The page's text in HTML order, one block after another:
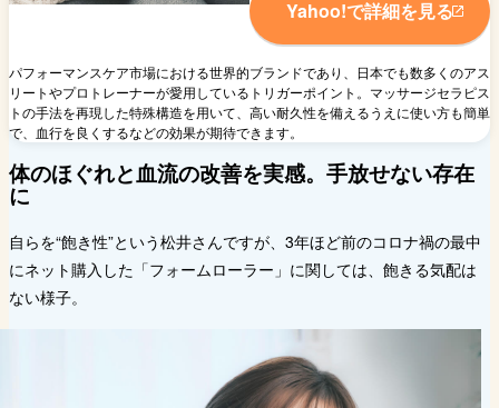
Yahoo!で詳細を見る
パフォーマンスケア市場における世界的ブランドであり、日本でも数多くのアス
リートやプロトレーナーが愛用しているトリガーポイント。マッサージセラピス
トの手法を再現した特殊構造を用いて、高い耐久性を備えるうえに使い方も簡単
で、血行を良くするなどの効果が期待できます。
体のほぐれと血流の改善を実感。手放せない存在
に
自らを“飽き性”という松井さんですが、3年ほど前のコロナ禍の最中
にネット購入した「フォームローラー」に関しては、飽きる気配は
ない様子。